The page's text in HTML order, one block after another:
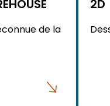
de la
2D